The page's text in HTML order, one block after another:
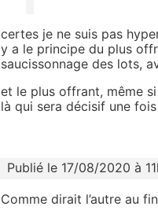
certes je ne suis pas
y a le principe du plus
saucissonnage des lots,
et le plus offrant, même
là qui sera décisif une
Publié le 17/08/2020 à
Comme dirait l’autre au